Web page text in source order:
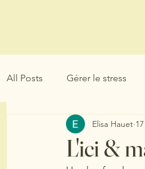
All Posts Gérer le stress
Témoignage
L'ici &
Elisa Hauet